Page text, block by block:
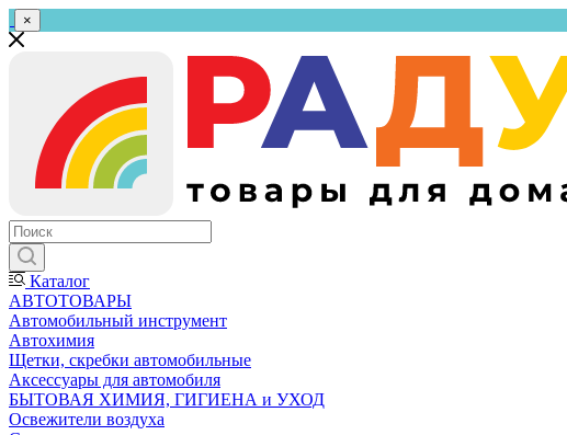
×
Каталог
АВТОТОВАРЫ
Автомобильный инструмент
Автохимия
Щетки, скребки автомобильные
Аксессуары для автомобиля
БЫТОВАЯ ХИМИЯ, ГИГИЕНА и УХОД
Освежители воздуха